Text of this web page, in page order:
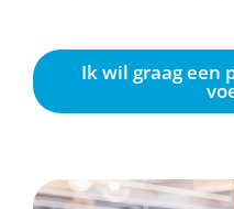
Ik wil graag een